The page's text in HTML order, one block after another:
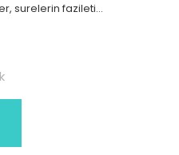
surelerin fazileti...